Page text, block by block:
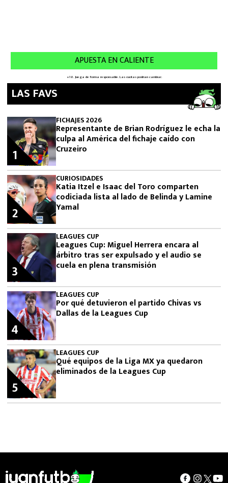
LAS FAVS
FICHAJES 2026
Representante de Brian Rodríguez le echa la
culpa al América del fichaje caído con
Cruzeiro
1
CURIOSIDADES
Katia Itzel e Isaac del Toro comparten
codiciada lista al lado de Belinda y Lamine
Yamal
2
LEAGUES CUP
Leagues Cup: Miguel Herrera encara al
árbitro tras ser expulsado y el audio se
cuela en plena transmisión
3
LEAGUES CUP
Por qué detuvieron el partido Chivas vs
Dallas de la Leagues Cup
4
LEAGUES CUP
Qué equipos de la Liga MX ya quedaron
eliminados de la Leagues Cup
5